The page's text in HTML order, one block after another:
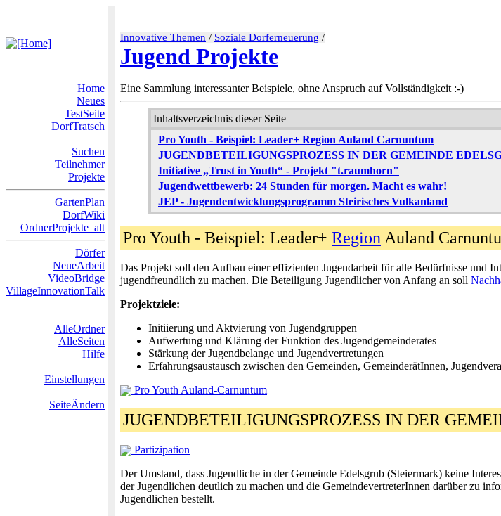
Innovative Themen / Soziale Dorferneuerung /
Jugend Projekte
Home
Neues
TestSeite
DorfTratsch
Suchen
Teilnehmer
Projekte
GartenPlan
DorfWiki
OrdnerProjekte_alt
Dörfer
NeueArbeit
VideoBridge
VillageInnovationTalk
AlleOrdner
AlleSeiten
Hilfe
Einstellungen
SeiteÄndern
Eine Sammlung interessanter Beispiele, ohne Anspruch auf Vollständigkeit :-)
Inhaltsverzeichnis dieser Seite
Pro Youth - Beispiel: Leader+ Region Auland Carnuntum
JUGENDBETEILIGUNGSPROZESS IN DER GEMEINDE
Initiative „Trust in Youth“ - Projekt "t.raumhorn"
Jugendwettbewerb: 24 Stunden für morgen. Macht es wahr!
JEP - Jugendentwicklungsprogramm Steirisches Vulkanland
Pro Youth - Beispiel: Leader+ Region Auland
Das Projekt soll den Aufbau einer effizienten Jugendarbeit für alle Bedürfnisse und
jugendfreundlich zu machen. Die Beteiligung Jugendlicher von Anfang an soll
Projektziele:
Initiierung und Aktvierung von Jugendgruppen
Aufwertung und Klärung der Funktion des Jugendgemeinderates
Stärkung der Jugendbelange und Jugendvertretungen
Erfahrungsaustausch zwischen den Gemeinden, GemeinderätInnen,
Pro Youth Auland-Carnuntum
JUGENDBETEILIGUNGSPROZESS IN DER
Partizipation
Der Umstand, dass Jugendliche in der Gemeinde Edelsgrub (Steiermark) keine
der Jugendlichen deutlich zu machen und die GemeindevertreterInnen darüber zu
Jugendlichen bestellt.